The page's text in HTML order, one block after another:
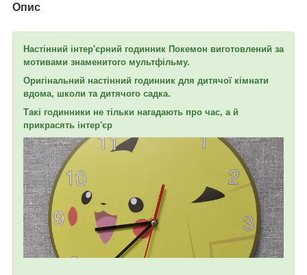
Опис
Настінний інтер'єрний годинник Покемон виготовлений за
мотивами знаменитого мультфільму.
Оригінальний настінний годинник для дитячої кімнати
вдома, школи та дитячого садка.
Такі годинники не тільки нагадають про час, а й
прикрасять інтер'єр